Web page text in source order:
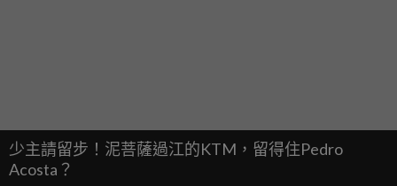
少主請留步！泥菩薩過江的KTM，留得住Pedro
Acosta？